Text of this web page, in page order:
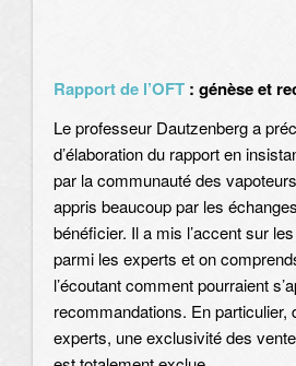
Rapport de l’OFT : génèse et
Le professeur Dautzenberg a
d’élaboration du rapport en
par la communauté des
appris beaucoup par les
bénéficier. Il a mis l’accent sur
parmi les experts et on
l’écoutant comment pourraient
recommandations. En particulier,
experts, une exclusivité des